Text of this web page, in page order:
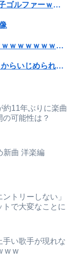
【動画】半ケツ祭り、限界突破ｗｗｗｗｗｗｗｗｗｗｗｗｗ
ます」
【動画】仲間に花火を水平撃ちしようとして障害を負ったかもしれない事故。
【画像】お●ぱい大きい上に可愛い女子ゴルファーｗｗｗｗｗｗｗ
【悲報】風俗嬢やってる女の末路ｗｗｗｗｗｗｗｗｗｗｗ
【悲報】落語家、亡くなったタレントからいじめられた過去を告白する…
く。実刑確実か
害
【悲報】 恐竜さん、「１億７千万年」かけて「累計到達点ゼロ」と判明………
約11年ぶりに楽曲
の可能性は？
新曲 洋楽編
トリーしない」
で大変なことに
手い歌手が現れな
w w